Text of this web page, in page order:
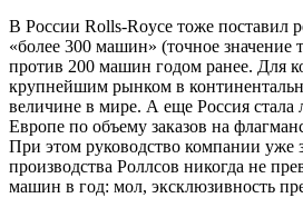
В России Rolls-Royce тоже поставил
«более 300 машин» (точное значение
против 200 машин годом ранее. Для
крупнейшим рынком в
величине в мире. А еще Россия
Европе по объему заказов на
При этом руководство компании уже
производства Роллсов никогда не
машин в год: мол, эксклюзивность